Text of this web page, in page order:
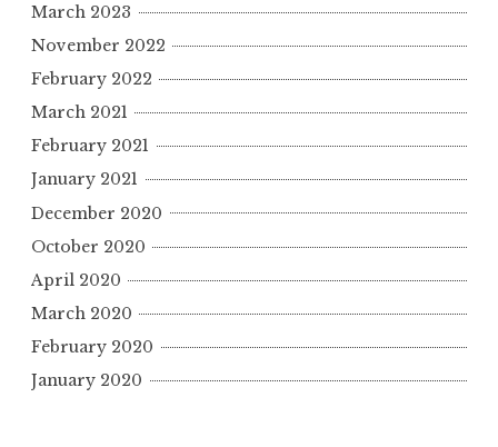
March 2023
November 2022
February 2022
March 2021
February 2021
January 2021
December 2020
October 2020
April 2020
March 2020
February 2020
January 2020